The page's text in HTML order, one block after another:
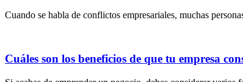
Cuando se habla de conflictos empresariales, muchas
Cuáles son los beneficios de que tu empresa